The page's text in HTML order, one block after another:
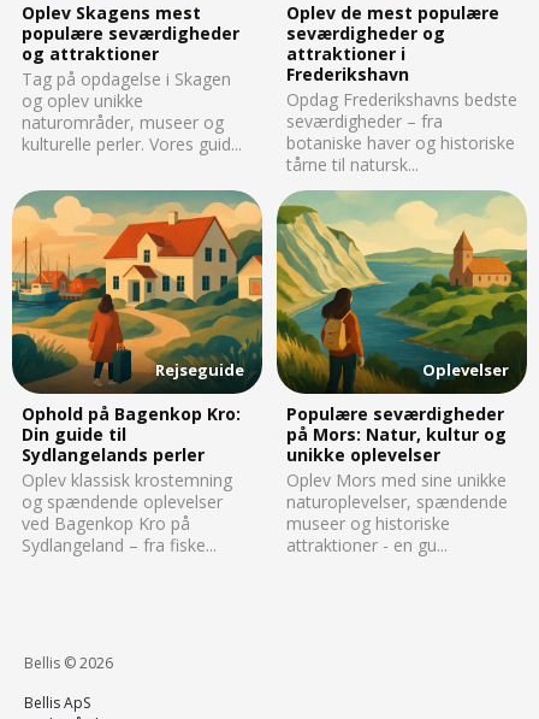
Oplev Skagens mest
populære seværdigheder
og attraktioner
Tag på opdagelse i Skagen
og oplev unikke
naturområder, museer og
kulturelle perler. Vores guid...
Oplev de mest populære
seværdigheder og
attraktioner i
Frederikshavn
Opdag Frederikshavns bedste
seværdigheder – fra
botaniske haver og historiske
tårne til natursk...
Rejseguide
Ophold på Bagenkop Kro:
Din guide til
Sydlangelands perler
Oplev klassisk krostemning
og spændende oplevelser
ved Bagenkop Kro på
Sydlangeland – fra fiske...
Oplevelser
Populære seværdigheder
på Mors: Natur, kultur og
unikke oplevelser
Oplev Mors med sine unikke
naturoplevelser, spændende
museer og historiske
attraktioner - en gu...
Bellis © 2026
Bellis ApS